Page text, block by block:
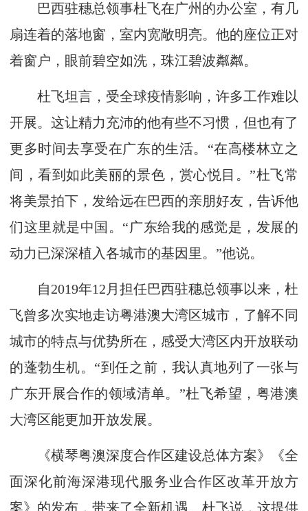
巴西驻穗总领事杜飞在广州的办公室，有几
扇连着的落地窗，室内宽敞明亮。他的座位正对
着窗户，眼前碧空如洗，珠江碧波粼粼。
杜飞坦言，受全球疫情影响，许多工作难以
开展。这让精力充沛的他有些不习惯，但也有了
更多时间去享受在广东的生活。“在高楼林立之
间，看到如此美丽的景色，赏心悦目。”杜飞常
将美景拍下，发给远在巴西的亲朋好友，告诉他
们这里就是中国。“广东给我的感觉是，发展的
动力已深深植入各城市的基因里。”他说。
自2019年12月担任巴西驻穗总领事以来，杜
飞曾多次实地走访粤港澳大湾区城市，了解不同
城市的特点与优势所在，感受大湾区内开放联动
的蓬勃生机。“到任之前，我认真地列了一张与
广东开展合作的领域清单。”杜飞希望，粤港澳
大湾区能更加开放发展。
《横琴粤澳深度合作区建设总体方案》《全
面深化前海深港现代服务业合作区改革开放方
案》的发布，带来了全新机遇。杜飞说，这提供